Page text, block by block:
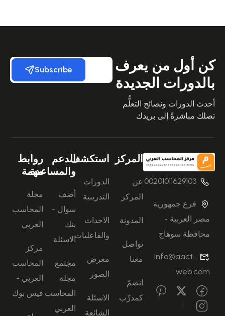
كن أول من يعرف
بالدورات الجديدة
أحدث الدورات ونصائح التعلُّم
تصلك مباشرةً إلى بريدك
Subscribe
00201011629103
فرع جمهورية
مصر العربية -
محافظة سوهاج
info@aact-
web.com
المركز
عن
المركز
المدونة
تواصل
معنا
انضمّ
كمدرِّب
استكشف
الدورات
التدريبية
الاحداث
والفاعليات
معرض
الصور
الاسئلة
الشائعة
الدعم
والمساعدة
أضف
سوال -
بنك
الاسئلة
مجتمع
مجلة
المحاسب
العربي
روابط
مهمة
مجلة
المحاسب
العربي
مركز
المحاسب
العربي -
فيس بوك